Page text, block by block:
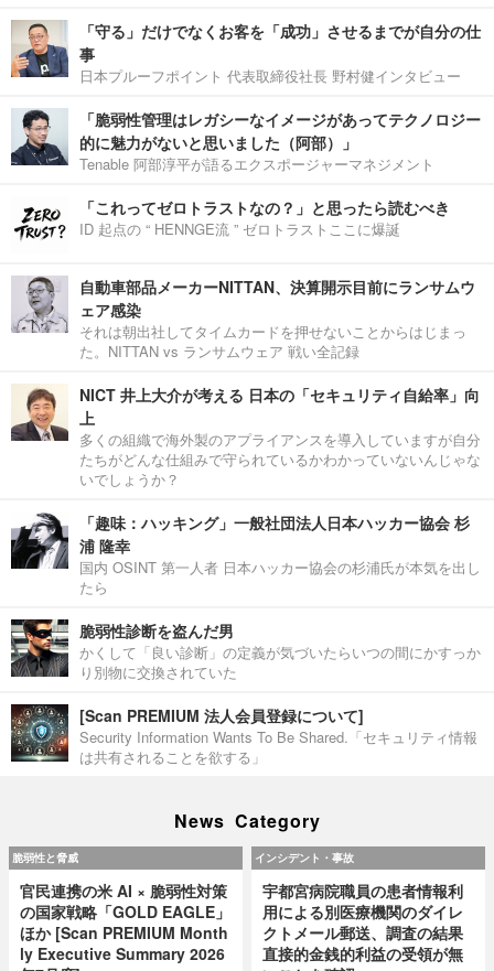
「守る」だけでなくお客を「成功」させるまでが自分の仕
事
日本プルーフポイント 代表取締役社長 野村健インタビュー
「脆弱性管理はレガシーなイメージがあってテクノロジー
的に魅力がないと思いました（阿部）」
Tenable 阿部淳平が語るエクスポージャーマネジメント
「これってゼロトラストなの？」と思ったら読むべき
ID 起点の “ HENNGE流 ” ゼロトラストここに爆誕
自動車部品メーカーNITTAN、決算開示目前にランサムウ
ェア感染
それは朝出社してタイムカードを押せないことからはじまっ
た。NITTAN vs ランサムウェア 戦い全記録
NICT 井上大介が考える 日本の「セキュリティ自給率」向
上
多くの組織で海外製のアプライアンスを導入していますが自分
たちがどんな仕組みで守られているかわかっていないんじゃな
いでしょうか？
「趣味：ハッキング」一般社団法人日本ハッカー協会 杉
浦 隆幸
国内 OSINT 第一人者 日本ハッカー協会の杉浦氏が本気を出し
たら
脆弱性診断を盗んだ男
かくして「良い診断」の定義が気づいたらいつの間にかすっか
り別物に交換されていた
[Scan PREMIUM 法人会員登録について]
Security Information Wants To Be Shared.「セキュリティ情報
は共有されることを欲する」
News Category
脆弱性と脅威
官民連携の米 AI × 脆弱性対策
の国家戦略「GOLD EAGLE」
ほか [Scan PREMIUM Month
ly Executive Summary 2026
インシデント・事故
宇都宮病院職員の患者情報利
用による別医療機関のダイレ
クトメール郵送、調査の結果
直接的金銭的利益の受領が無